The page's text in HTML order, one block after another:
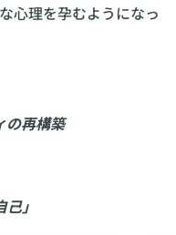
心理を孕むようになっ
の再構築
」